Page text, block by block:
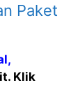
Paket
Klik